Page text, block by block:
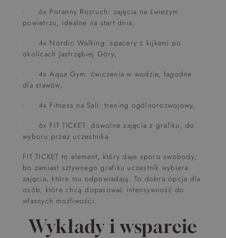
• 6x Poranny Rozruch: zajęcia na świeżym
powietrzu, idealne na start dnia,
• 4x Nordic Walking: spacery z kijkami po
okolicach Jastrzębiej Góry,
• 4x Aqua Gym: ćwiczenia w wodzie, łagodne
dla stawów,
• 4x Fitness na Sali: trening ogólnorozwojowy,
• 6x FIT TICKET: dowolne zajęcia z grafiku, do
wyboru przez uczestnika.
FIT TICKET to element, który daje sporo swobody,
bo zamiast sztywnego grafiku uczestnik wybiera
zajęcia, które mu odpowiadają. To dobra opcja dla
osób, które chcą dopasować intensywność do
własnych możliwości.
Wykłady i wsparcie